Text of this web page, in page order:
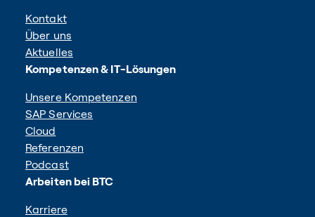
Kontakt
Über uns
Aktuelles
Kompetenzen & IT-Lösungen
Unsere Kompetenzen
SAP Services
Cloud
Referenzen
Podcast
Arbeiten bei BTC
Karriere